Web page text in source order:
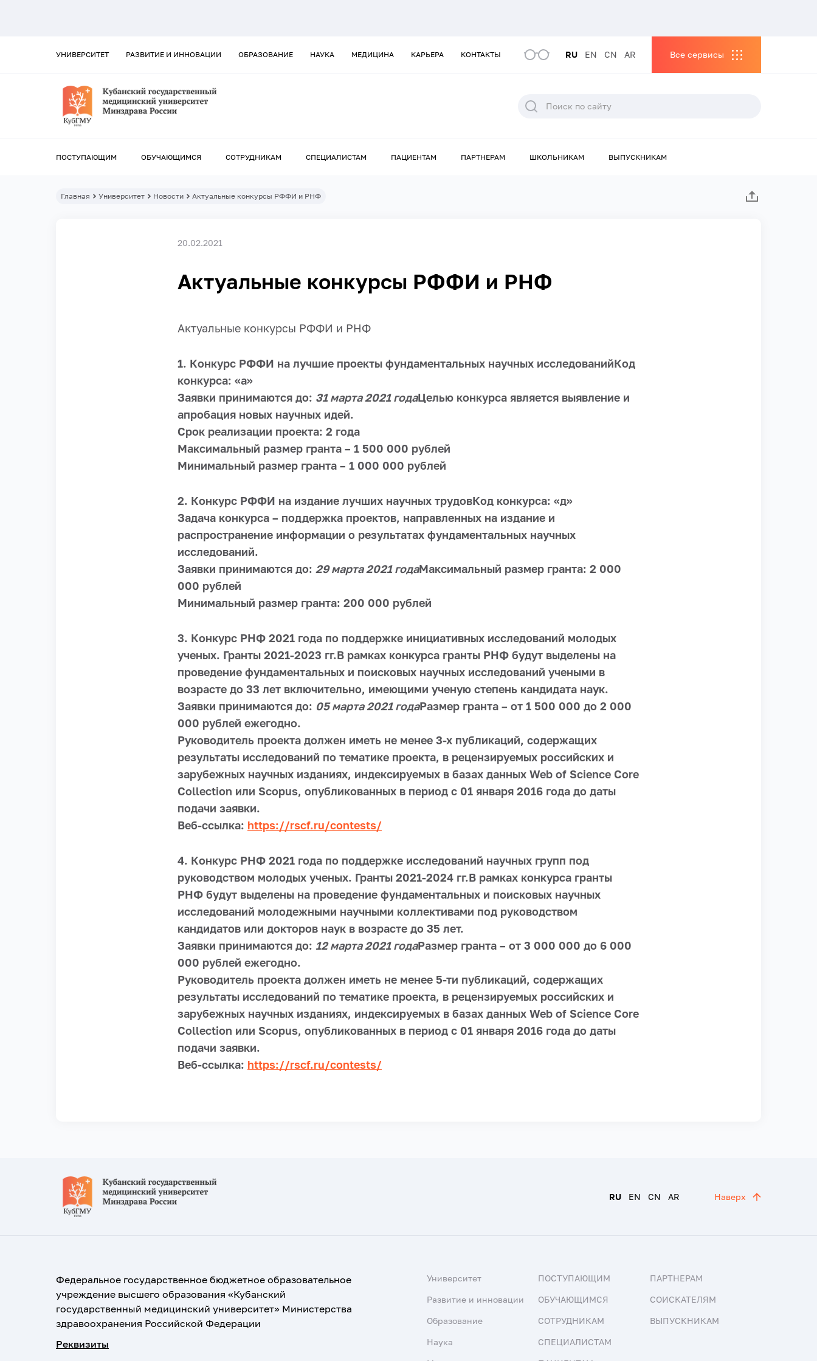
УНИВЕРСИТЕТ РАЗВИТИЕ И ИННОВАЦИИ ОБРАЗОВАНИЕ НАУКА МЕДИЦИНА КАРЬЕРА КОНТАКТЫ RU EN CN AR Все сервисы
ПОСТУПАЮЩИМ ОБУЧАЮЩИМСЯ СОТРУДНИКАМ СПЕЦИАЛИСТАМ ПАЦИЕНТАМ ПАРТНЕРАМ ШКОЛЬНИКАМ ВЫПУСКНИКАМ
Главная Университет Новости Актуальные конкурсы РФФИ и РНФ
20.02.2021
Актуальные конкурсы РФФИ и РНФ
Актуальные конкурсы РФФИ и РНФ
1. Конкурс РФФИ на лучшие проекты фундаментальных научных исследованийКод
конкурса: «а»
Заявки принимаются до: 31 марта 2021 годаЦелью конкурса является выявление и
апробация новых научных идей.
Срок реализации проекта: 2 года
Максимальный размер гранта – 1 500 000 рублей
Минимальный размер гранта – 1 000 000 рублей
2. Конкурс РФФИ на издание лучших научных трудовКод конкурса: «д»
Задача конкурса – поддержка проектов, направленных на издание и
распространение информации о результатах фундаментальных научных
исследований.
Заявки принимаются до: 29 марта 2021 годаМаксимальный размер гранта: 2 000
000 рублей
Минимальный размер гранта: 200 000 рублей
3. Конкурс РНФ 2021 года по поддержке инициативных исследований молодых
ученых. Гранты 2021-2023 гг.В рамках конкурса гранты РНФ будут выделены на
проведение фундаментальных и поисковых научных исследований учеными в
возрасте до 33 лет включительно, имеющими ученую степень кандидата наук.
Заявки принимаются до: 05 марта 2021 годаРазмер гранта – от 1 500 000 до 2 000
000 рублей ежегодно.
Руководитель проекта должен иметь не менее 3-х публикаций, содержащих
результаты исследований по тематике проекта, в рецензируемых российских и
зарубежных научных изданиях, индексируемых в базах данных Web of Science Core
Collection или Scopus, опубликованных в период с 01 января 2016 года до даты
подачи заявки.
Веб-ссылка: https://rscf.ru/contests/
4. Конкурс РНФ 2021 года по поддержке исследований научных групп под
руководством молодых ученых. Гранты 2021-2024 гг.В рамках конкурса гранты
РНФ будут выделены на проведение фундаментальных и поисковых научных
исследований молодежными научными коллективами под руководством
кандидатов или докторов наук в возрасте до 35 лет.
Заявки принимаются до: 12 марта 2021 годаРазмер гранта – от 3 000 000 до 6 000
000 рублей ежегодно.
Руководитель проекта должен иметь не менее 5-ти публикаций, содержащих
результаты исследований по тематике проекта, в рецензируемых российских и
зарубежных научных изданиях, индексируемых в базах данных Web of Science Core
Collection или Scopus, опубликованных в период с 01 января 2016 года до даты
подачи заявки.
Веб-ссылка: https://rscf.ru/contests/
RU EN CN AR Наверх
Федеральное государственное бюджетное образовательное
учреждение высшего образования «Кубанский
государственный медицинский университет» Министерства
здравоохранения Российской Федерации
Реквизиты
Университет
Развитие и инновации
Образование
Наука
ПОСТУПАЮЩИМ
ОБУЧАЮЩИМСЯ
СОТРУДНИКАМ
СПЕЦИАЛИСТАМ
ПАРТНЕРАМ
СОИСКАТЕЛЯМ
ВЫПУСКНИКАМ